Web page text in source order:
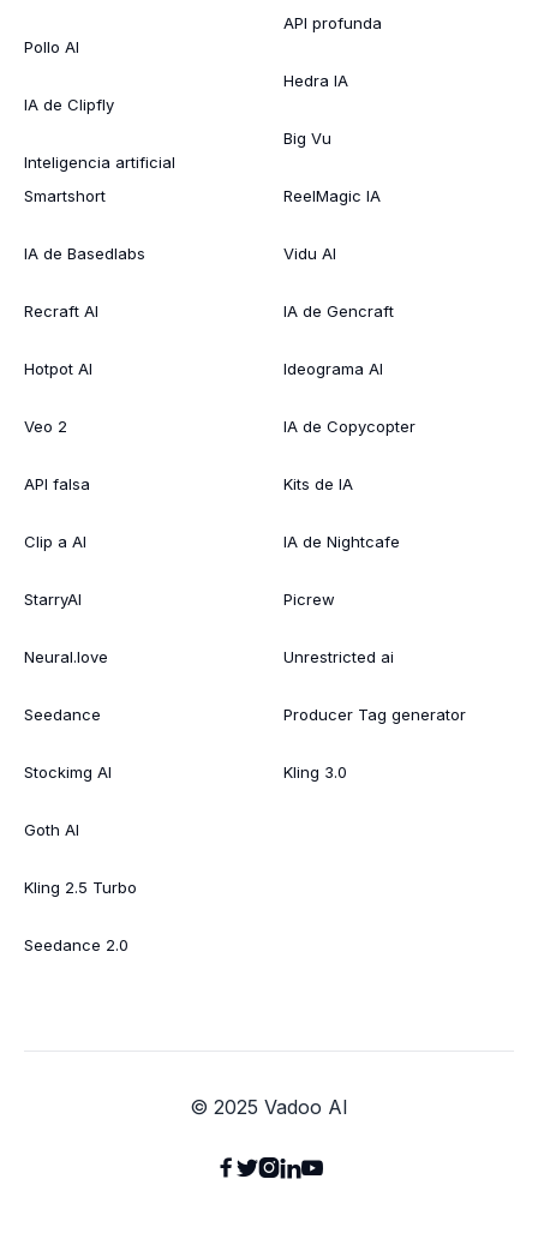
Pollo AI
IA de Clipfly
Inteligencia artificial
Smartshort
IA de Basedlabs
Recraft AI
Hotpot AI
Veo 2
API falsa
Clip a AI
StarryAI
Neural.love
Seedance
Stockimg AI
Goth AI
Kling 2.5 Turbo
Seedance 2.0
API profunda
Hedra IA
Big Vu
ReelMagic IA
Vidu AI
IA de Gencraft
Ideograma AI
IA de Copycopter
Kits de IA
IA de Nightcafe
Picrew
Unrestricted ai
Producer Tag generator
Kling 3.0
© 2025 Vadoo AI
 